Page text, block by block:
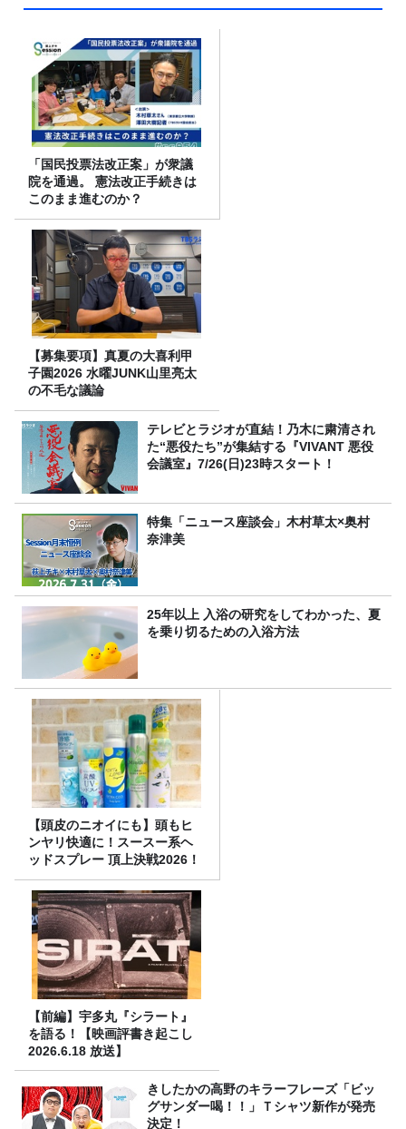
「国民投票法改正案」が衆議
院を通過。 憲法改正手続きは
このまま進むのか？
【募集要項】真夏の大喜利甲
子園2026 水曜JUNK山里亮太
の不毛な議論
テレビとラジオが直結！乃木に粛清され
た“悪役たち”が集結する『VIVANT 悪役
会議室』7/26(日)23時スタート！
特集「ニュース座談会」木村草太×奥村
奈津美
25年以上 入浴の研究をしてわかった、夏
を乗り切るための入浴方法
【頭皮のニオイにも】頭もヒ
ンヤリ快適に！スースー系ヘ
ッドスプレー 頂上決戦2026！
【前編】宇多丸『シラート』
を語る！【映画評書き起こし
2026.6.18 放送】
きしたかの高野のキラーフレーズ「ビッ
グサンダー喝！！」Ｔシャツ新作が発売
決定！